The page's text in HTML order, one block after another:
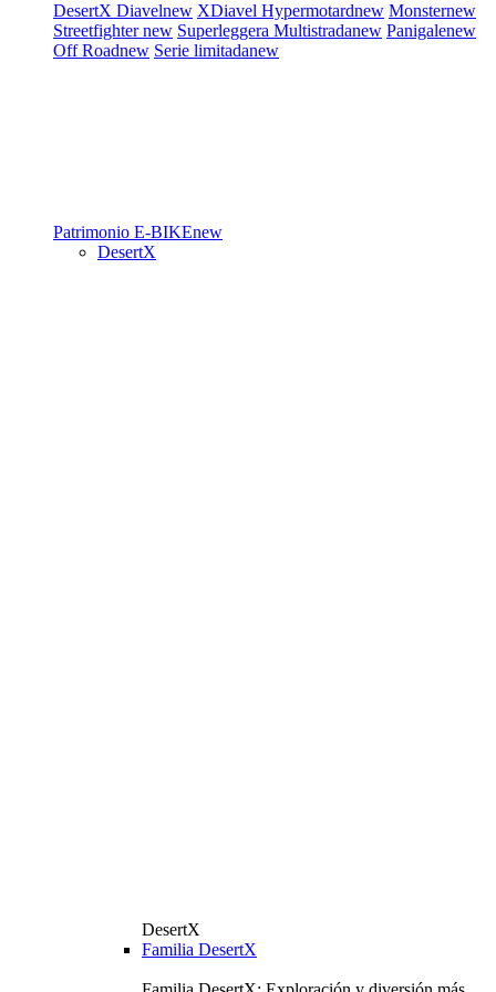
DesertX Diavelnew XDiavel Hypermotardnew Monsternew
Streetfighternew Superleggera Multistradanew Panigalenew
Off Roadnew Serie limitadanew
Patrimonio E-BIKEnew
DesertX
DesertX
Familia DesertX